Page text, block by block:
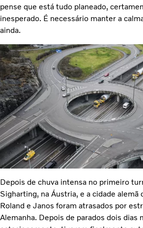
pense que está tudo planeado,
inesperado. É necessário manter a
ainda.
Depois de chuva intensa no primeiro
Sigharting, na Áustria, e a cidade alemã
Roland e Janos foram atrasados por
Alemanha. Depois de parados dois dias